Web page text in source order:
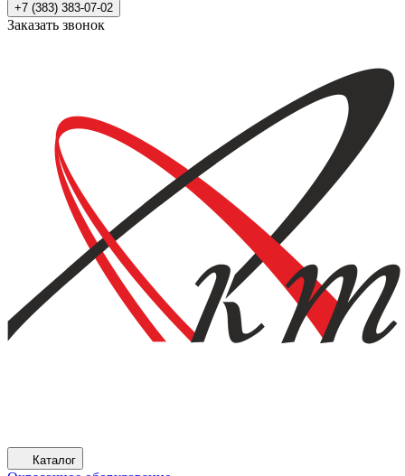
+7 (383) 383-07-02
Заказать звонок
Каталог